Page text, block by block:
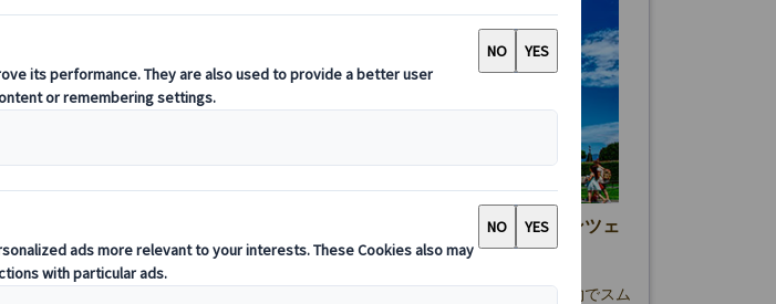
ピサの斜塔 午前ツアー・入場付き（フィレンツェ
発・日本語公認ガイド付き）
フィレンツェ発ピサの斜塔日帰りツアー。事前予約でスム